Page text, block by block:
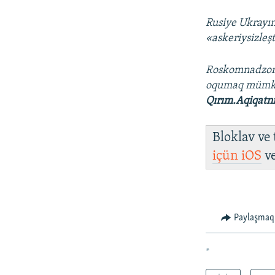
Rusiye
oqumaq
Bloklav ve
içüniOS
Paylaşmaq
*